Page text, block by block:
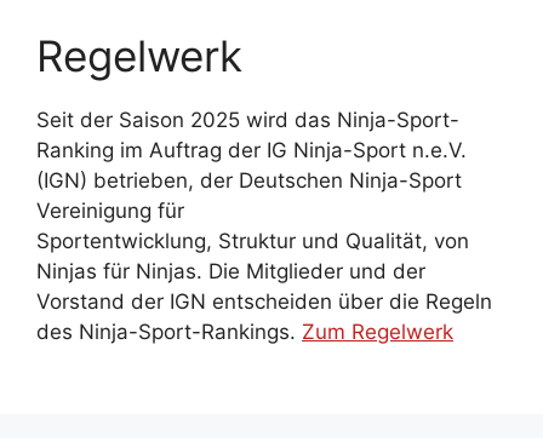
Regelwerk
Seit der Saison 2025 wird das Ninja-Sport-
Ranking im Auftrag der IG Ninja-Sport n.e.V.
(IGN) betrieben, der Deutschen Ninja-Sport
Vereinigung für
Sportentwicklung, Struktur und Qualität, von
Ninjas für Ninjas. Die Mitglieder und der
Vorstand der IGN entscheiden über die Regeln
des Ninja-Sport-Rankings. Zum Regelwerk